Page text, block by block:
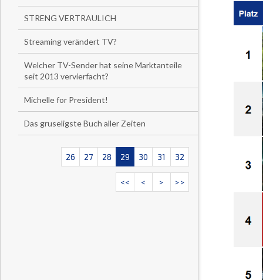
STRENG VERTRAULICH
Streaming verändert TV?
Welcher TV-Sender hat seine Marktanteile
seit 2013 vervierfacht?
Michelle for President!
Das gruseligste Buch aller Zeiten
26 27 28 29 30 31 32
<< < > >>